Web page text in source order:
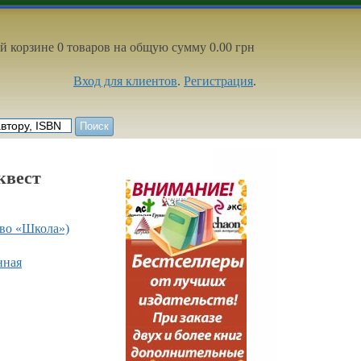
Вход для клиентов. Регистрация.
корзине 0 товаров на общую сумму 0.00 грн
«Школа»)